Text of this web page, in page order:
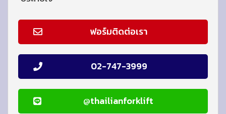
ฟอร์มติดต่อเรา
02-747-3999
@thailianforklift